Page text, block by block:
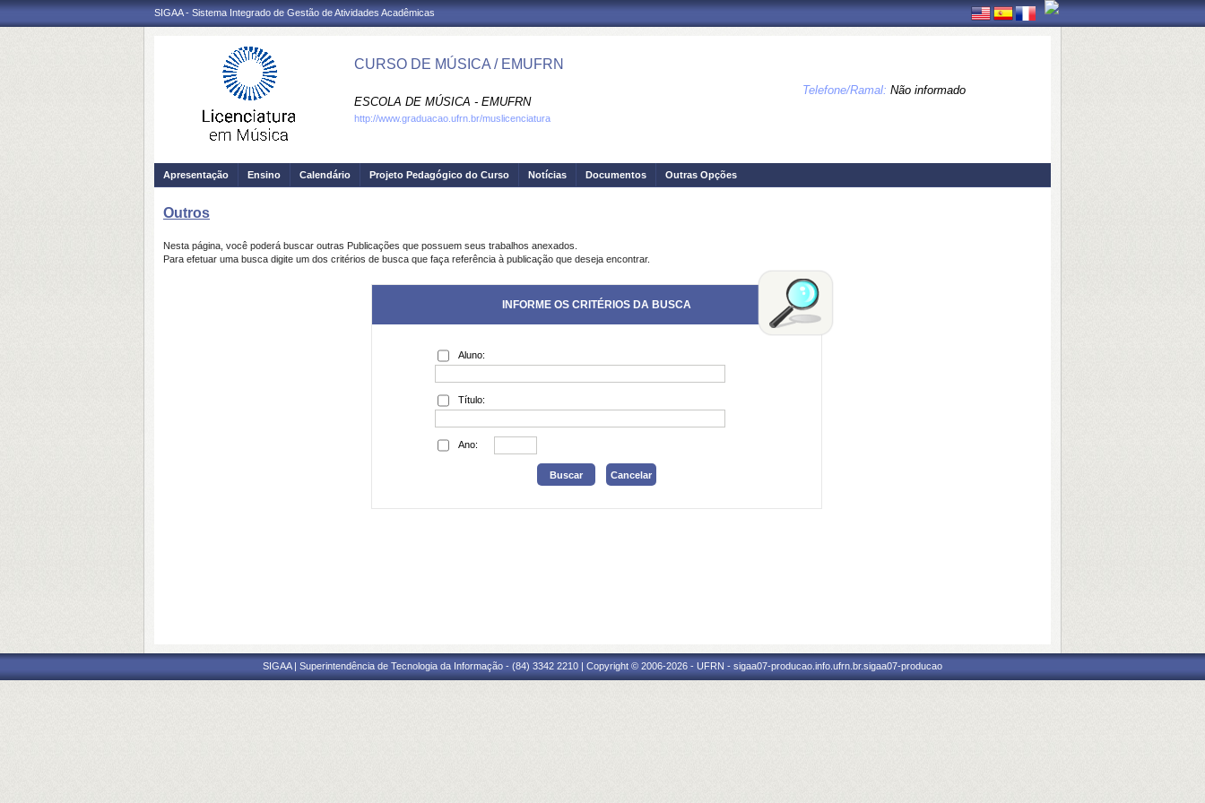
SIGAA - Sistema Integrado de Gestão de Atividades Acadêmicas
CURSO DE MÚSICA / EMUFRN
ESCOLA DE MÚSICA - EMUFRN
Telefone/Ramal: Não informado
http://www.graduacao.ufrn.br/muslicenciatura
Apresentação Ensino Calendário Projeto Pedagógico do Curso Notícias Documentos Outras Opções
Outros
Nesta página, você poderá buscar outras Publicações que possuem seus trabalhos anexados.
Para efetuar uma busca digite um dos critérios de busca que faça referência à publicação que deseja encontrar.
INFORME OS CRITÉRIOS DA BUSCA
Aluno:
Título:
Ano:
SIGAA | Superintendência de Tecnologia da Informação - (84) 3342 2210 | Copyright © 2006-2026 - UFRN - sigaa07-producao.info.ufrn.br.sigaa07-producao